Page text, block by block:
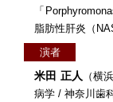
「
脂肪性肝炎（
演者
米田 正人 （横
病学 / 神奈川歯